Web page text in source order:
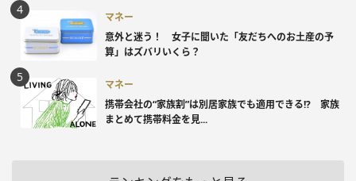
マネー
意外と迷う！ 女子に聞いた「友だちへのお土産の予
算」はズバリいくら？
マネー
携帯会社の“家族割”は別居家族でも適用できる!? 家族
まとめて携帯料金を見...